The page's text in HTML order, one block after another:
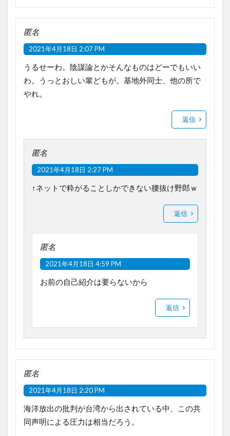
匿名
2021年4月18日 2:07 PM
うるせーわ。陰謀論とかそんなものはどーでもいい
わ。うっとおしい輩どもが。基地外同士、他の所で
やれ。
返信
匿名
2021年4月18日 2:27 PM
↑ネットで粋がることしかできない腰抜け野郎ｗ
返信
匿名
2021年4月18日 4:59 PM
お前の自己紹介は要らないから
返信
匿名
2021年4月18日 2:20 PM
海洋放出の批判が台湾から出されている中、この共
同声明による圧力は相当だろう。